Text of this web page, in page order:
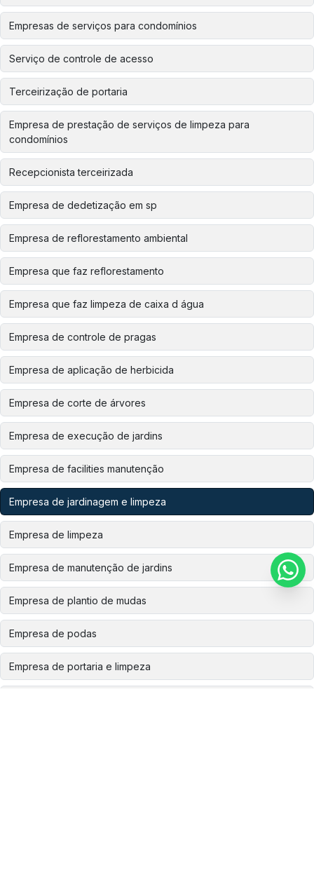
Empresas de serviços para condomínios
Serviço de controle de acesso
Terceirização de portaria
Empresa de prestação de serviços de limpeza para
condomínios
Recepcionista terceirizada
Empresa de dedetização em sp
Empresa de reflorestamento ambiental
Empresa que faz reflorestamento
Empresa que faz limpeza de caixa d água
Empresa de controle de pragas
Empresa de aplicação de herbicida
Empresa de corte de árvores
Empresa de execução de jardins
Empresa de facilities manutenção
Empresa de jardinagem e limpeza
Empresa de limpeza
Empresa de manutenção de jardins
Empresa de plantio de mudas
Empresa de podas
Empresa de portaria e limpeza